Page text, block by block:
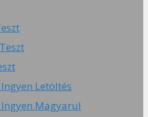
Letöltés
Ingyen Magyarul